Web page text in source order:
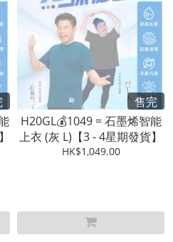
售完
H20GL💰1049 = 石墨烯智能
上衣 (灰 L)【3 - 4星期發貨】
HK$1,049.00